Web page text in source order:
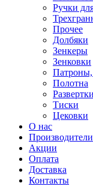
Ручки
Прочее
Долбяки
Зенкеры
Зенковки
Патроны,
Полотна
Развертки
Тиски
Цековки
О нас
Производители
Акции
Оплата
Доставка
Контакты